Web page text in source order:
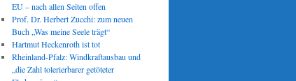
EU – nach allen Seiten offen
Prof. Dr. Herbert Zucchi: zum neuen
Buch „Was meine Seele trägt“
Hartmut Heckenroth ist tot
Rheinland-Pfalz: Windkraftausbau und
„die Zahl tolerierbarer getöteter